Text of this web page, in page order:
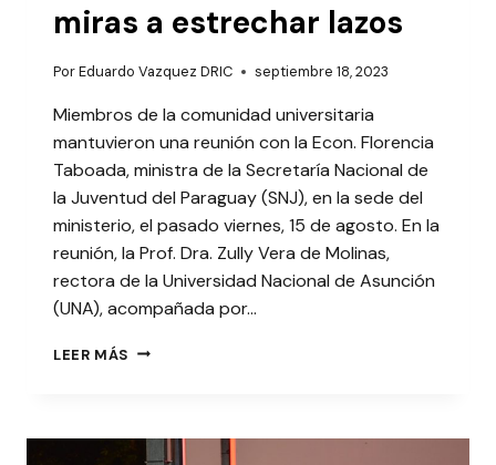
miras a estrechar lazos
PorEduardo Vazquez DRIC septiembre 18, 2023
Miembros de la comunidad universitaria
mantuvieron una reunión con la Econ. Florencia
Taboada, ministra de la Secretaría Nacional de
la Juventud del Paraguay (SNJ), en la sede del
ministerio, el pasado viernes, 15 de agosto. En la
reunión, la Prof. Dra. Zully Vera de Molinas,
rectora de la Universidad Nacional de Asunción
(UNA), acompañada por…
LEER MÁS REUNIÓN
MIRAS